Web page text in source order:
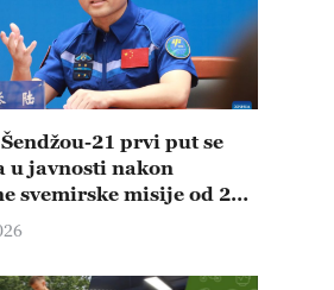
21 prvi put se
u javnosti nakon
svemirske misije od 210